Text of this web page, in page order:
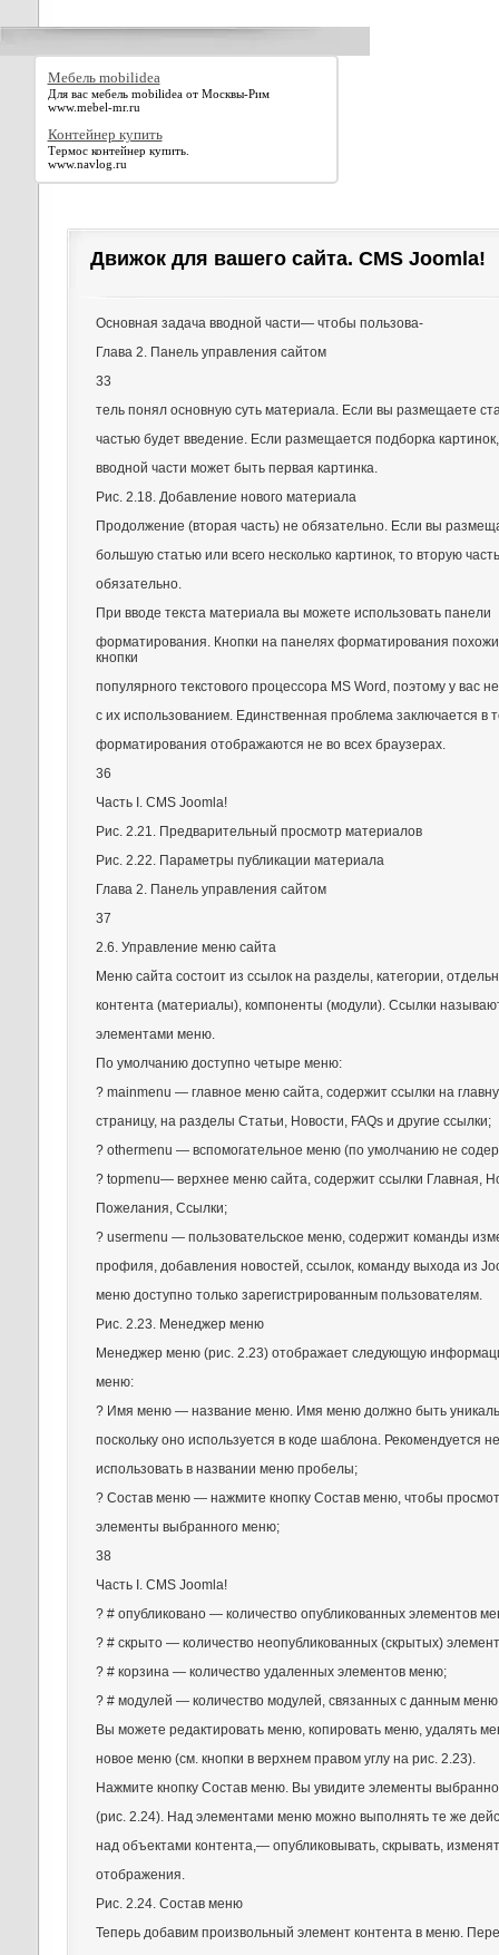
Мебель mobilidea
Для вас мебель mobilidea от Москвы-Рим
www.mebel-mr.ru
Контейнер купить
Термос контейнер купить.
www.navlog.ru
Движок для вашего сайта. CMS Joomla!
Основная задача вводной части— чтобы пользова-
Глава 2. Панель управления сайтом
33
тель понял основную суть материала. Если вы размещаете
частью будет введение. Если размещается подборка картинок,
вводной части может быть первая картинка.
Рис. 2.18. Добавление нового материала
Продолжение (вторая часть) не обязательно. Если вы
большую статью или всего несколько картинок, то вторую
обязательно.
При вводе текста материала вы можете использовать панели
форматирования. Кнопки на панелях форматирования
кнопки
популярного текстового процессора MS Word, поэтому у вас
с их использованием. Единственная проблема заключается в
форматирования отображаются не во всех браузерах.
36
Часть I. CMS Joomla!
Рис. 2.21. Предварительный просмотр материалов
Рис. 2.22. Параметры публикации материала
Глава 2. Панель управления сайтом
37
2.6. Управление меню сайта
Меню сайта состоит из ссылок на разделы, категории,
контента (материалы), компоненты (модули). Ссылки
элементами меню.
По умолчанию доступно четыре меню:
? mainmenu — главное меню сайта, содержит ссылки на
страницу, на разделы Статьи, Новости, FAQs и другие ссылки;
? othermenu — вспомогательное меню (по умолчанию не
? topmenu— верхнее меню сайта, содержит ссылки Главная,
Пожелания, Ссылки;
? usermenu — пользовательское меню, содержит команды
профиля, добавления новостей, ссылок, команду выхода из
меню доступно только зарегистрированным пользователям.
Рис. 2.23. Менеджер меню
Менеджер меню (рис. 2.23) отображает следующую
меню:
? Имя меню — название меню. Имя меню должно быть
поскольку оно используется в коде шаблона. Рекомендуется не
использовать в названии меню пробелы;
? Состав меню — нажмите кнопку Состав меню, чтобы
элементы выбранного меню;
38
Часть I. CMS Joomla!
? # опубликовано — количество опубликованных элементов
? # скрыто — количество неопубликованных (скрытых)
? # корзина — количество удаленных элементов меню;
? # модулей — количество модулей, связанных с данным
Вы можете редактировать меню, копировать меню, удалять
новое меню (см. кнопки в верхнем правом углу на рис. 2.23).
Нажмите кнопку Состав меню. Вы увидите элементы
(рис. 2.24). Над элементами меню можно выполнять те же
над объектами контента,— опубликовывать, скрывать,
отображения.
Рис. 2.24. Состав меню
Теперь добавим произвольный элемент контента в меню.